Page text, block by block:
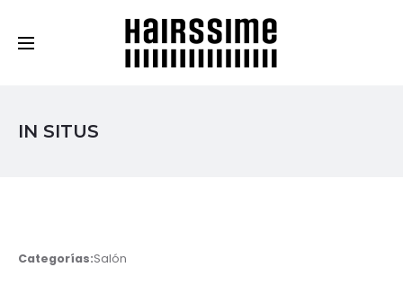
IN SITUS
Categorías:Salón